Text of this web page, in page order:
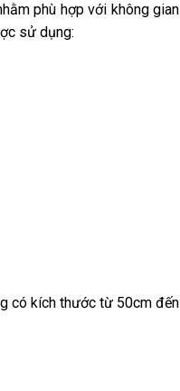
phù hợp với không gian
sử dụng:
có kích thước từ 50cm đến